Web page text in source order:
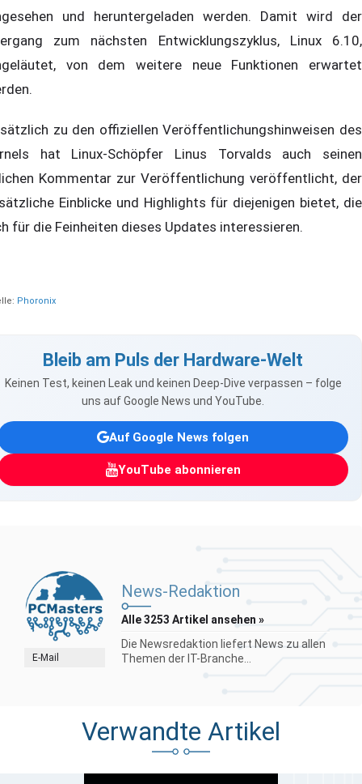
und heruntergeladen werden. Damit wird der
zum nächsten Entwicklungszyklus, Linux 6.10,
von dem weitere neue Funktionen erwartet
zu den offiziellen Veröffentlichungshinweisen des
hat Linux-Schöpfer Linus Torvalds auch seinen
Kommentar zur Veröffentlichung veröffentlicht, der
Einblicke und Highlights für diejenigen bietet, die
für die Feinheiten dieses Updates interessieren.
Phoronix
Bleib am Puls der Hardware-Welt
Keinen Test, keinen Leak und keinen Deep-Dive verpassen – folge
uns auf Google News und YouTube.
Auf Google News folgen
YouTube abonnieren
E-Mail
News-Redaktion
Alle 3253 Artikel ansehen »
Die Newsredaktion liefert News zu allen
Themen der IT-Branche...
Verwandte Artikel